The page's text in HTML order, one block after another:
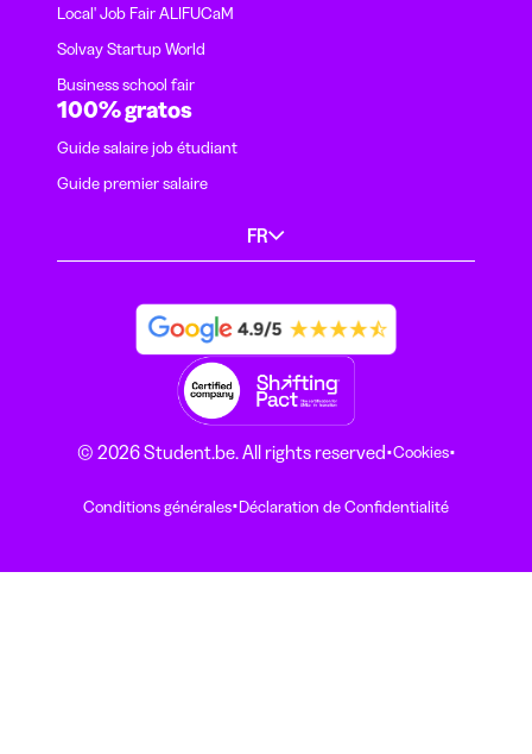
Local' Job Fair ALIFUCaM
Solvay Startup World
Business school fair
100% gratos
Guide salaire job étudiant
Guide premier salaire
FR
© 2026 Student.be. All rights reserved·Cookies·
Conditions générales·Déclaration de Confidentialité